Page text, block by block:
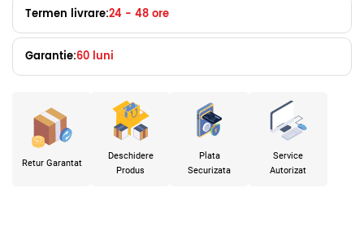
Termen livrare:24 - 48 ore
Garantie:60 luni
Retur Garantat
Deschidere
Produs
Plata
Securizata
Service
Autorizat